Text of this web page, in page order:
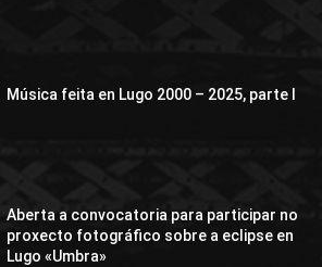
Música feita en Lugo 2000 – 2025, parte I
Aberta a convocatoria para participar no
proxecto fotográfico sobre a eclipse en
Lugo «Umbra»